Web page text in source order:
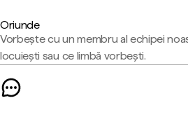
Oriunde
Vorbește cu un membru al echipei
locuiești sau ce limbă vorbești.